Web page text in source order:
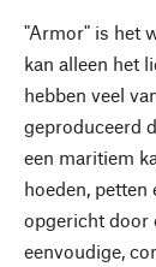
"Armor" is het
kan alleen het
hebben veel
geproduceerd
een maritiem
hoeden,
opgericht door
eenvoudige,